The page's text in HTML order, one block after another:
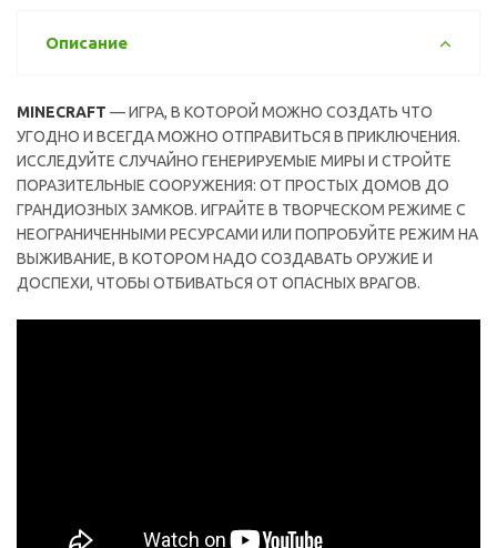
Описание
MINECRAFT — ИГРА, В КОТОРОЙ МОЖНО СОЗДАТЬ ЧТО
УГОДНО И ВСЕГДА МОЖНО ОТПРАВИТЬСЯ В ПРИКЛЮЧЕНИЯ.
ИССЛЕДУЙТЕ СЛУЧАЙНО ГЕНЕРИРУЕМЫЕ МИРЫ И СТРОЙТЕ
ПОРАЗИТЕЛЬНЫЕ СООРУЖЕНИЯ: ОТ ПРОСТЫХ ДОМОВ ДО
ГРАНДИОЗНЫХ ЗАМКОВ. ИГРАЙТЕ В ТВОРЧЕСКОМ РЕЖИМЕ С
НЕОГРАНИЧЕННЫМИ РЕСУРСАМИ ИЛИ ПОПРОБУЙТЕ РЕЖИМ НА
ВЫЖИВАНИЕ, В КОТОРОМ НАДО СОЗДАВАТЬ ОРУЖИЕ И
ДОСПЕХИ, ЧТОБЫ ОТБИВАТЬСЯ ОТ ОПАСНЫХ ВРАГОВ.